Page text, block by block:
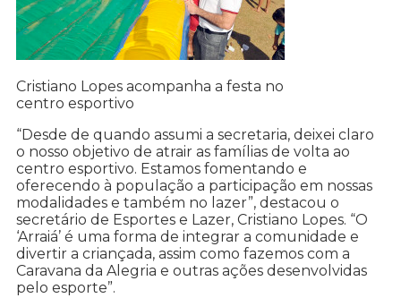
Cristiano Lopes acompanha a festa no
centro esportivo
“Desde de quando assumi a secretaria, deixei claro
o nosso objetivo de atrair as famílias de volta ao
centro esportivo. Estamos fomentando e
oferecendo à população a participação em nossas
modalidades e também no lazer”, destacou o
secretário de Esportes e Lazer, Cristiano Lopes. “O
‘Arraiá’ é uma forma de integrar a comunidade e
divertir a criançada, assim como fazemos com a
Caravana da Alegria e outras ações desenvolvidas
pelo esporte”.